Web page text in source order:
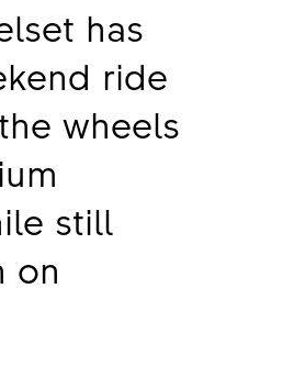
has
ride
wheels
still
on
riding,
to detail
been